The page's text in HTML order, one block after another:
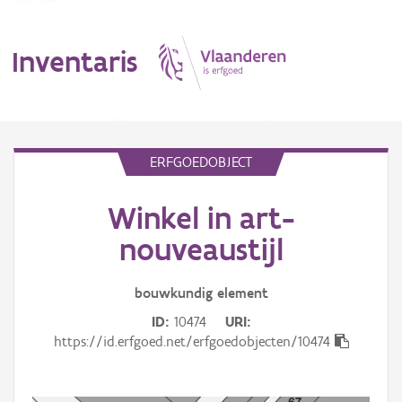
Inventaris
ERFGOEDOBJECT
Winkel in art-
nouveaustijl
bouwkundig element
ID 10474
URI
https://id.erfgoed.net/erfgoedobjecten/10474